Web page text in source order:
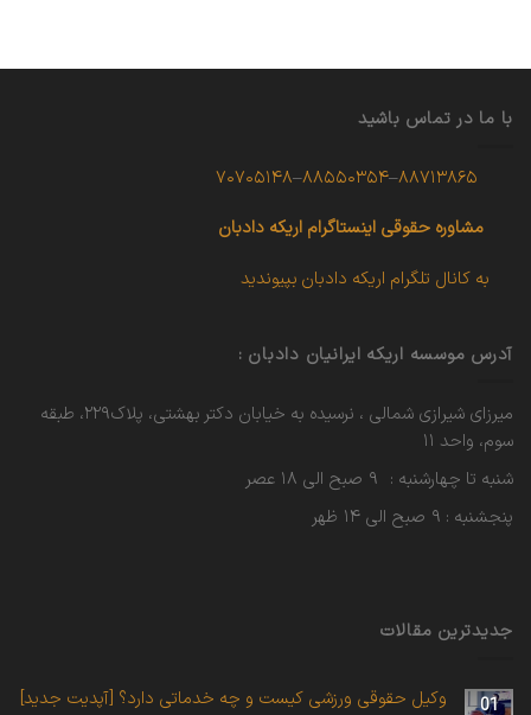
با ما در تماس باشید
۸۸۷۱۳۸۶۵–۸۸۵۵۰۳۵۴–۷۰۷۰۵۱۴۸
مشاوره حقوقی اینستاگرام اریکه دادبان
به کانال تلگرام اریکه دادبان بپیوندید
آدرس موسسه اریکه ایرانیان دادبان :
میرزای شیرازی شمالی ، نرسیده به خیابان دکتر بهشتی، پلاک۲۲۹، طبقه
سوم، واحد ۱۱
شنبه تا چهارشنبه : ۹ صبح الی ۱۸ عصر
پنجشنبه : ۹ صبح الی ۱۴ ظهر
جدیدترین مقالات
01 وکیل حقوقی ورزشی کیست و چه خدماتی دارد؟ [آپدیت جدید]